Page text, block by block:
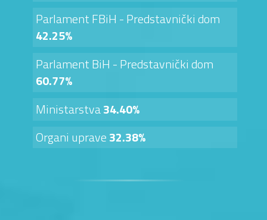
Parlament FBiH - Predstavnički dom
42.25%
Parlament BiH - Predstavnički dom
60.77%
Ministarstva34.40%
Organi uprave32.38%